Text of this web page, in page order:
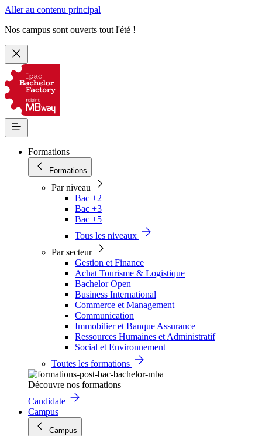
Aller au contenu principal
Nos campus sont ouverts tout l'été !
Formations
Formations
Par niveau
Bac +2
Bac +3
Bac +5
Tous les niveaux
Par secteur
Gestion et Finance
Achat Tourisme & Logistique
Bachelor Open
Business International
Commerce et Management
Communication
Immobilier et Banque Assurance
Ressources Humaines et Administratif
Social et Environnement
Toutes les formations
Découvre nos formations
Candidate
Campus
Campus